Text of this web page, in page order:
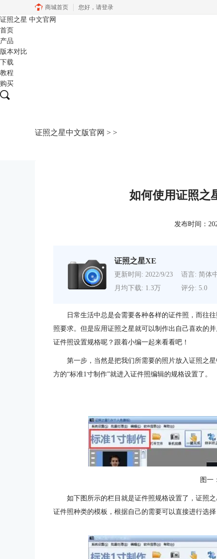
商城首页 您好， 请登录
证照之星 中文官网
首页
产品
版本对比
下载
教程
购买
证照之星中文版官网 > >
如何使用证照之
发布时间：
证照之星XE
更新时间: 2022/9/23
语言: 简体
月均下载: 1.3万
评分: 5.0
日常生活中总是会需要各种各样的证件照，而往
照要求。但是应用证照之星就可以制作出自己喜欢的
证件照设置规格呢？跟着小编一起来看看吧！
第一步，当然是把我们所需要的照片放入证照之
方的“标准1寸制作”就进入证件照编辑的规格设置了。
图一
如下图所示的栏目就是证件照规格设置了，证照
证件照种类的模板，根据自己的需要可以直接进行选